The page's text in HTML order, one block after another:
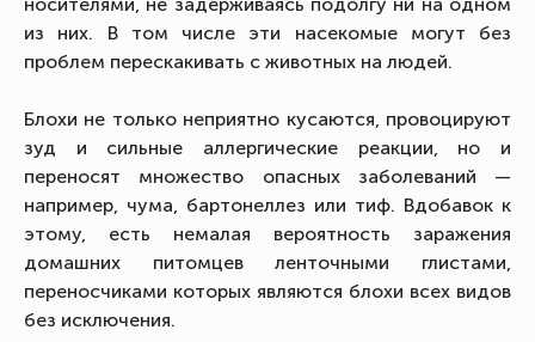
из них. В том числе эти насекомые могут без
проблем перескакивать с животных на людей.
Блохи не только неприятно кусаются, провоцируют
зуд и сильные аллергические реакции, но и
переносят множество опасных заболеваний —
например, чума, бартонеллез или тиф. Вдобавок к
этому, есть немалая вероятность заражения
домашних питомцев ленточными глистами,
переносчиками которых являются блохи всех видов
без исключения.